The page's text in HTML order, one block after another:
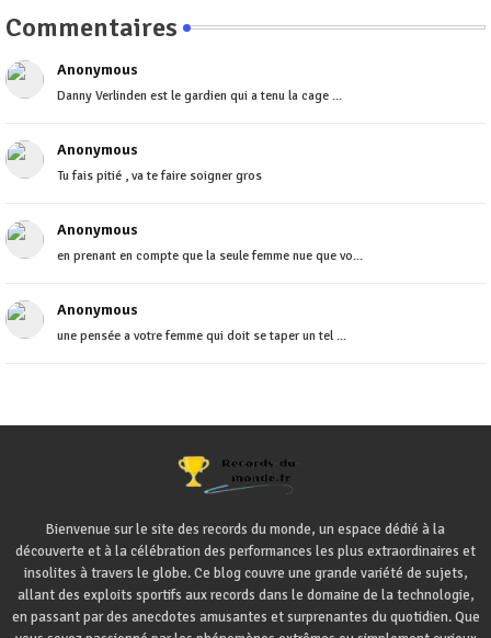
Commentaires
Anonymous
Danny Verlinden est le gardien qui a tenu la cage ...
Anonymous
Tu fais pitié , va te faire soigner gros
Anonymous
en prenant en compte que la seule femme nue que vo...
Anonymous
une pensée a votre femme qui doit se taper un tel ...
Bienvenue sur le site des records du monde, un espace dédié à la
découverte et à la célébration des performances les plus extraordinaires et
insolites à travers le globe. Ce blog couvre une grande variété de sujets,
allant des exploits sportifs aux records dans le domaine de la technologie,
en passant par des anecdotes amusantes et surprenantes du quotidien. Que